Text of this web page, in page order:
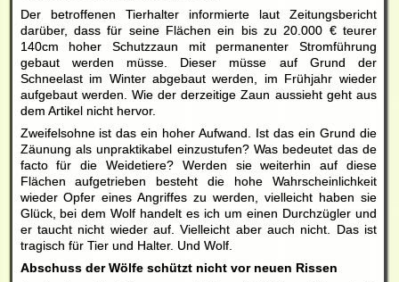
Der betroffenen Tierhalter informierte laut Zeitungsbericht
darüber, dass für seine Flächen ein bis zu 20.000 € teurer
140cm hoher Schutzzaun mit permanenter Stromführung
gebaut werden müsse. Dieser müsse auf Grund der
Schneelast im Winter abgebaut werden, im Frühjahr wieder
aufgebaut werden. Wie der derzeitige Zaun aussieht geht aus
dem Artikel nicht hervor.
Zweifelsohne ist das ein hoher Aufwand. Ist das ein Grund die
Zäunung als unpraktikabel einzustufen? Was bedeutet das de
facto für die Weidetiere? Werden sie weiterhin auf diese
Flächen aufgetrieben besteht die hohe Wahrscheinlichkeit
wieder Opfer eines Angriffes zu werden, vielleicht haben sie
Glück, bei dem Wolf handelt es ich um einen Durchzügler und
er taucht nicht wieder auf. Vielleicht aber auch nicht. Das ist
tragisch für Tier und Halter. Und Wolf.
Abschuss der Wölfe schützt nicht vor neuen Rissen